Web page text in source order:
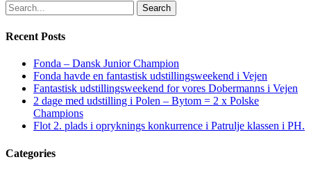
Search
Recent Posts
Fonda – Dansk Junior Champion
Fonda havde en fantastisk udstillingsweekend i Vejen
Fantastisk udstillingsweekend for vores Dobermanns i Vejen
2 dage med udstilling i Polen – Bytom = 2 x Polske
Champions
Flot 2. plads i opryknings konkurrence i Patrulje klassen i PH.
Categories